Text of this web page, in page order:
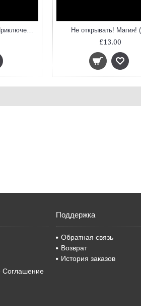
Добывайки на реке (Приключения маленьких человечков) Не открывать! Магия!
£13.00
Соглашение
Поддержка
Обратная связь
Возврат
История заказов